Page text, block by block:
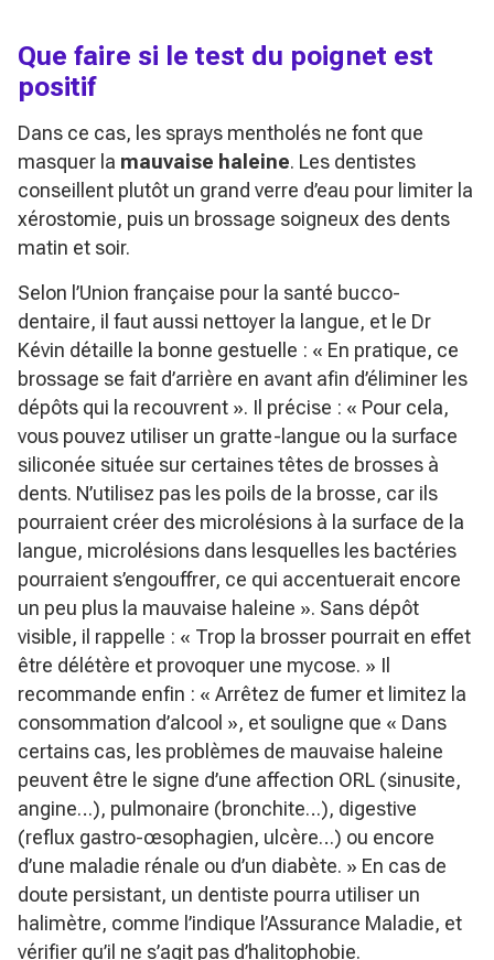
Que faire si le test du poignet est
positif
Dans ce cas, les sprays mentholés ne font que
masquer la mauvaise haleine. Les dentistes
conseillent plutôt un grand verre d’eau pour limiter la
xérostomie, puis un brossage soigneux des dents
matin et soir.
Selon l’Union française pour la santé bucco-
dentaire, il faut aussi nettoyer la langue, et le Dr
Kévin détaille la bonne gestuelle : « En pratique, ce
brossage se fait d’arrière en avant afin d’éliminer les
dépôts qui la recouvrent ». Il précise : « Pour cela,
vous pouvez utiliser un gratte-langue ou la surface
siliconée située sur certaines têtes de brosses à
dents. N’utilisez pas les poils de la brosse, car ils
pourraient créer des microlésions à la surface de la
langue, microlésions dans lesquelles les bactéries
pourraient s’engouffrer, ce qui accentuerait encore
un peu plus la mauvaise haleine ». Sans dépôt
visible, il rappelle : « Trop la brosser pourrait en effet
être délétère et provoquer une mycose. » Il
recommande enfin : « Arrêtez de fumer et limitez la
consommation d’alcool », et souligne que « Dans
certains cas, les problèmes de mauvaise haleine
peuvent être le signe d’une affection ORL (sinusite,
angine…), pulmonaire (bronchite…), digestive
(reflux gastro-œsophagien, ulcère…) ou encore
d’une maladie rénale ou d’un diabète. » En cas de
doute persistant, un dentiste pourra utiliser un
halimètre, comme l’indique l’Assurance Maladie, et
vérifier qu’il ne s’agit pas d’halitophobie.